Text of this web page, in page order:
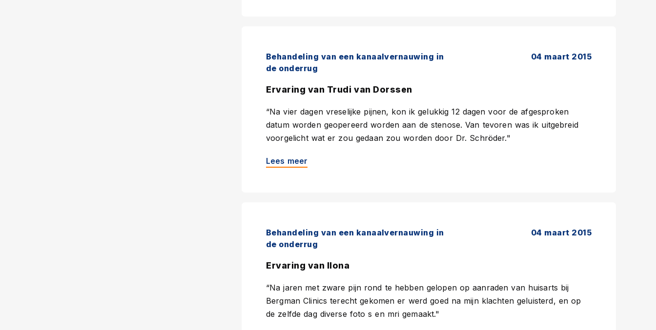
Behandeling van een kanaalvernauwing in
de onderrug
04 maart 2015
Ervaring van Trudi van Dorssen
“Na vier dagen vreselijke pijnen, kon ik gelukkig 12 dagen voor de afgesproken
datum worden geopereerd worden aan de stenose. Van tevoren was ik uitgebreid
voorgelicht wat er zou gedaan zou worden door Dr. Schröder."
Lees meer
Behandeling van een kanaalvernauwing in
de onderrug
04 maart 2015
Ervaring van Ilona
“Na jaren met zware pijn rond te hebben gelopen op aanraden van huisarts bij
Bergman Clinics terecht gekomen er werd goed na mijn klachten geluisterd, en op
de zelfde dag diverse foto s en mri gemaakt."